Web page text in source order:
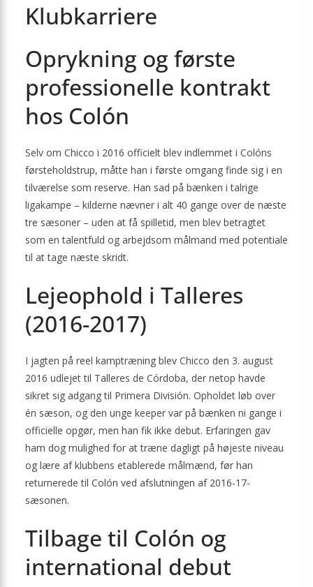
Klubkarriere
Oprykning og første
professionelle kontrakt
hos Colón
Selv om Chicco i 2016 officielt blev indlemmet i Colóns
førsteholdstrup, måtte han i første omgang finde sig i en
tilværelse som reserve. Han sad på bænken i talrige
ligakampe – kilderne nævner i alt 40 gange over de næste
tre sæsoner – uden at få spilletid, men blev betragtet
som en talentfuld og arbejdsom målmand med potentiale
til at tage næste skridt.
Lejeophold i Talleres
(2016-2017)
I jagten på reel kamptræning blev Chicco den 3. august
2016 udlejet til Talleres de Córdoba, der netop havde
sikret sig adgang til Primera División. Opholdet løb over
én sæson, og den unge keeper var på bænken ni gange i
officielle opgør, men han fik ikke debut. Erfaringen gav
ham dog mulighed for at træne dagligt på højeste niveau
og lære af klubbens etablerede målmænd, før han
returnerede til Colón ved afslutningen af 2016-17-
sæsonen.
Tilbage til Colón og
international debut